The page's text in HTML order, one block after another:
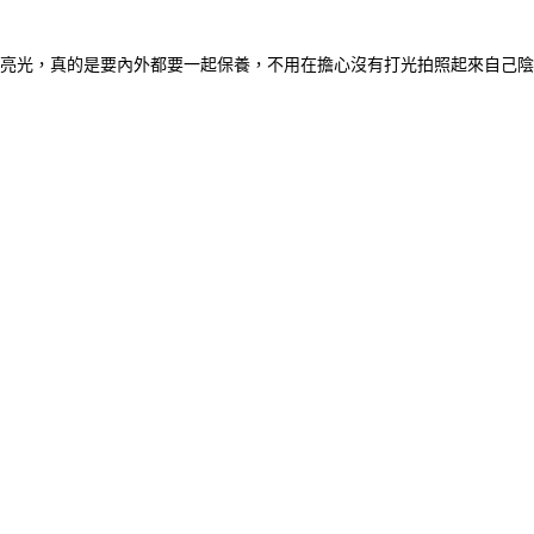
光，真的是要內外都要一起保養，不用在擔心沒有打光拍照起來自己陰